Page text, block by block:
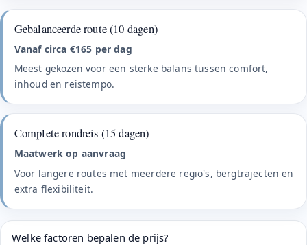
Gebalanceerde route (10 dagen)
Vanaf circa €165 per dag
Meest gekozen voor een sterke balans tussen comfort,
inhoud en reistempo.
Complete rondreis (15 dagen)
Maatwerk op aanvraag
Voor langere routes met meerdere regio's, bergtrajecten en
extra flexibiliteit.
Welke factoren bepalen de prijs?